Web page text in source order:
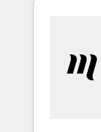
Notre
HubSpot